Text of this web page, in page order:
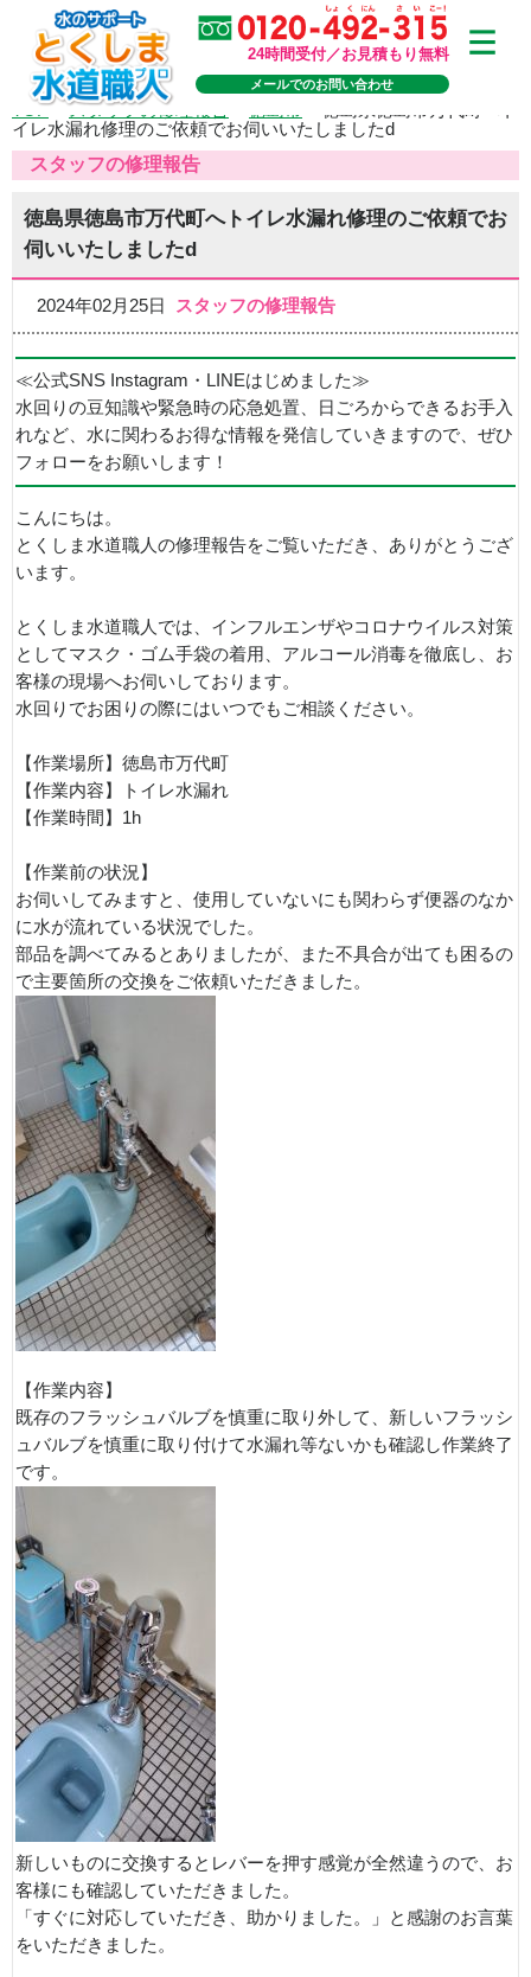
24時間受付／お見積もり無料
メールでのお問い合わせ
TOP>スタッフの修理報告
イレ水漏れ修理のご依頼でお伺いいたしましたd
スタッフの修理報告
徳島県徳島市万代町へトイレ水漏れ修理のご依頼でお
伺いいたしましたd
2024年02月25日 スタッフの修理報告
≪公式SNS Instagram・LINEはじめました≫
水回りの豆知識や緊急時の応急処置、日ごろからできるお手入
れなど、水に関わるお得な情報を発信していきますので、ぜひ
フォローをお願いします！
こんにちは。
とくしま水道職人の修理報告をご覧いただき、ありがとうござ
います。
とくしま水道職人では、インフルエンザやコロナウイルス対策
としてマスク・ゴム手袋の着用、アルコール消毒を徹底し、お
客様の現場へお伺いしております。
水回りでお困りの際にはいつでもご相談ください。
【作業場所】徳島市万代町
【作業内容】トイレ水漏れ
【作業時間】1h
【作業前の状況】
お伺いしてみますと、使用していないにも関わらず便器のなか
に水が流れている状況でした。
部品を調べてみるとありましたが、また不具合が出ても困るの
で主要箇所の交換をご依頼いただきました。
【作業内容】
既存のフラッシュバルブを慎重に取り外して、新しいフラッシ
ュバルブを慎重に取り付けて水漏れ等ないかも確認し作業終了
です。
新しいものに交換するとレバーを押す感覚が全然違うので、お
客様にも確認していただきました。
「すぐに対応していただき、助かりました。」と感謝のお言葉
をいただきました。